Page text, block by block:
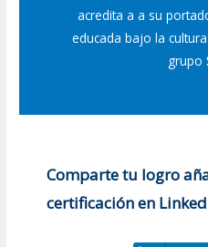
acredita a a su
educada bajo la
grupo
Comparte tu logro
certificación en